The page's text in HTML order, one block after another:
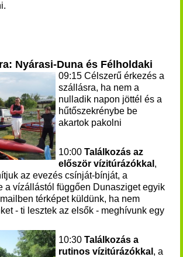
Nyárasi-Duna és Félholdaki
09:15 Célszerű érkezés a
szállásra, ha nem a
nulladik napon jöttél és a
hűtőszekrénybe be
akartok pakolni
10:00 Találkozás az
először vízitúrázókkal ,
az evezés csínját-bínját, a
a vízállástól függően Dunasziget egyik
térképet küldünk, ha nem
- ti lesztek az elsők - meghívunk egy
10:30 Találkozás a
rutinos vízitúrázókkal , a